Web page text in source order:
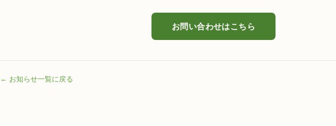
お問い合わせはこちら
← お知らせ一覧に戻る